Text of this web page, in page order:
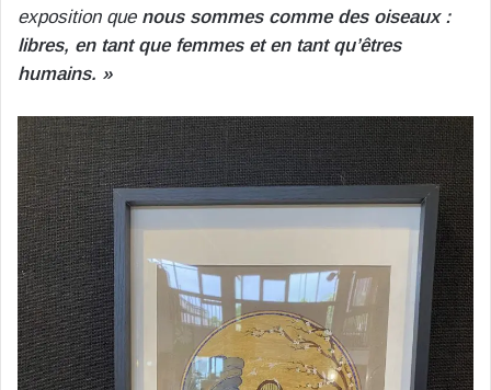
exposition que nous sommes comme des oiseaux :
libres, en tant que femmes et en tant qu’êtres
humains. »